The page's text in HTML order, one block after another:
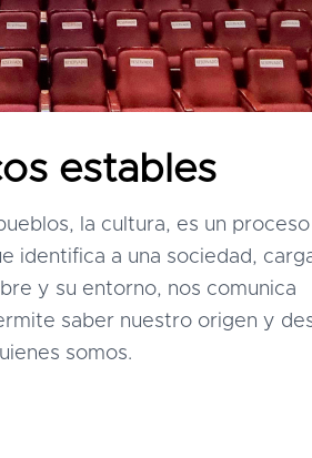
estables
la cultura, es un
identifica a una sociedad,
y su entorno, nos comunica
saber nuestro origen y
somos.